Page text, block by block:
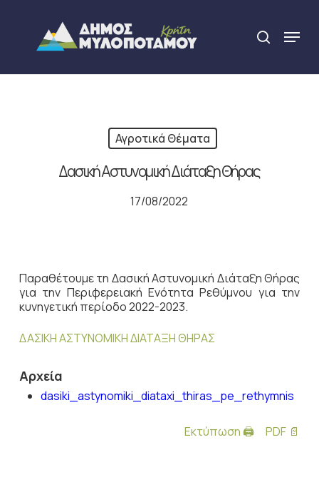
content
search
Menu
Αγροτικά Θέματα
Δασική Αστυνομική Διάταξη Θήρας
17/08/2022
Παραθέτουμε τη Δασική Αστυνομική Διάταξη Θήρας
για την Περιφερειακή Ενότητα Ρεθύμνου για την
κυνηγετική περίοδο 2022-2023.
ΔΑΣΙΚΗ ΑΣΤΥΝΟΜΙΚΗ ΔΙΑΤΑΞΗ ΘΗΡΑΣ
Αρχεία
dasiki_astynomiki_diataxi_thiras_pe_rethymnis
Εκτύπωση 🖨 PDF 📄
Close